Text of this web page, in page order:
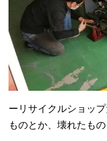
ーリサイクルショッ
ものとか、壊れたも